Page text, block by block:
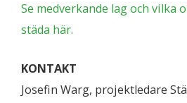
Se medverkande lag och vilka
städa här.
KONTAKT
Josefin Warg, projektledare